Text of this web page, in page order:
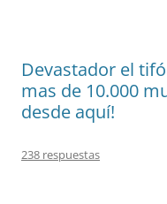
Devastador el
mas de 10.000
desde aquí!
238 respuestas